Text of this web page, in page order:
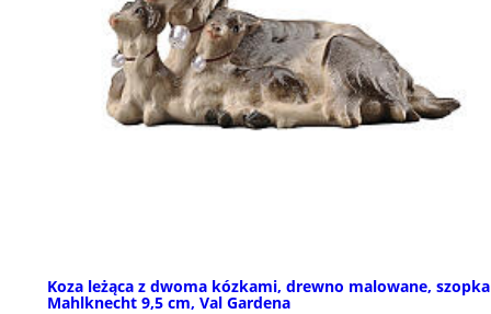
Koza leżąca z dwoma kózkami, drewno malowane, szopka
Mahlknecht 9,5 cm, Val Gardena